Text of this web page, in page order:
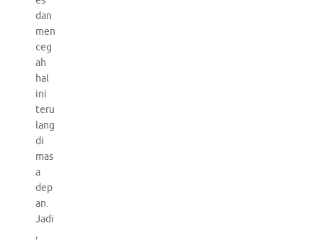
dan
men
ceg
ah
hal
ini
teru
lang
di
mas
a
dep
an.
Jadi
,